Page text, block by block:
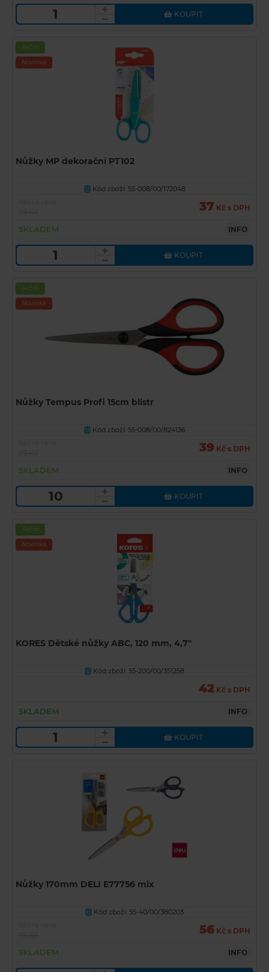
KOUPIT
Akční
Novinka
Nůžky MP dekorační PT102
U Kód zboží: 55-008/00/172048
37 Kč s DPH
SKLADEM INFO
KOUPIT
Akční
Novinka
Nůžky Tempus Profi 15cm blistr
U Kód zboží: 55-008/00/824136
39 Kč s DPH
SKLADEM INFO
KOUPIT
Akční
Novinka
KORES Dětské nůžky ABC, 120 mm, 4,7"
U Kód zboží: 55-200/00/351258
42 Kč s DPH
SKLADEM INFO
KOUPIT
Nůžky 170mm DELI E77756 mix
U
Kód zboží: 55-40/00/380203
56 Kč s DPH
SKLADEM INFO